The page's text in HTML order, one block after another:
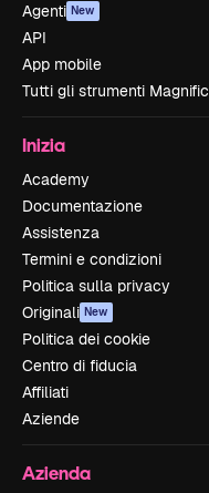
Agenti New
API
App mobile
Tutti gli strumenti Magnific
Inizia
Academy
Documentazione
Assistenza
Termini e condizioni
Politica sulla privacy
Originali New
Politica dei cookie
Centro di fiducia
Affiliati
Aziende
Azienda